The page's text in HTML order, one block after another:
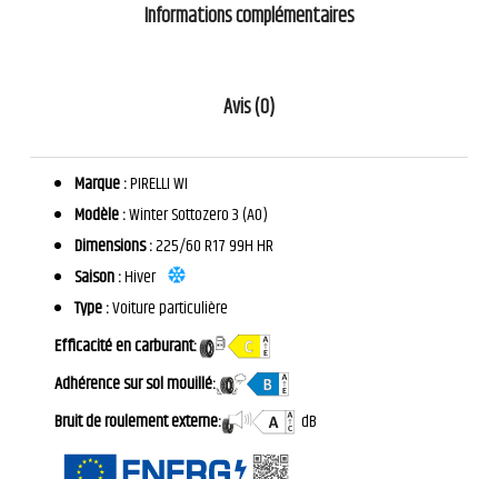
Informations complémentaires
Avis (0)
Marque :PIRELLI WI
Modèle :Winter Sottozero 3 (AO)
Dimensions :225/60 R17 99H HR
Saison :Hiver
Type :Voiture particulière
Efficacité en carburant:
Adhérence sur sol mouillé:
Bruit de roulement externe:
dB